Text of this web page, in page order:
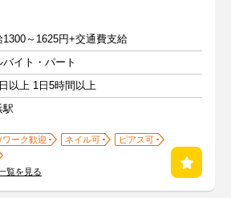
1300～1625円+交通費支給
バイト・パート
以上 1日5時間以上
駅
ワーク歓迎 ネイル可
ピアス可
覧を見る